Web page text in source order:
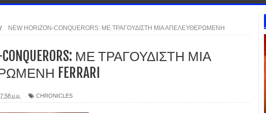
/
NEW HORIZON-CONQUERORS: ΜΕ ΤΡΑΓΟΥΔΙΣΤΗ ΜΙΑ ΑΠΕΛΕΥΘΕΡΩΜΕΝΗ
CONQUERORS: ΜΕ ΤΡΑΓΟΥΔΙΣΤΗ ΜΙΑ
FERRARI
7:58 μ.μ. CHRONICLES